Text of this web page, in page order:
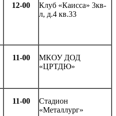
12-00
Клуб «Каисса» 3кв-
л, д.4 кв.33
11-00
МКОУ ДОД
«ЦРТДЮ»
11-00
Стадион
«Металлург»